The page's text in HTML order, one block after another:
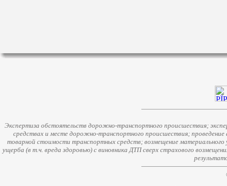
Экспертиза обстоятельств дорожно-транспортного происшествия;
средствах и месте дорожно-транспортного происшествия;
товарной стоимости транспортных средств; возмещение
ущерба (в т.ч. вреда здоровью) с виновника ДТП сверх страхового